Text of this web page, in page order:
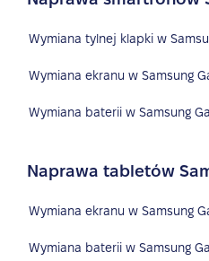
Wymiana tylnej klapki w
Wymiana ekranu w Samsung
Wymiana baterii w Samsung
Naprawa tabletów
Wymiana ekranu w Samsung
Wymiana baterii w Samsung